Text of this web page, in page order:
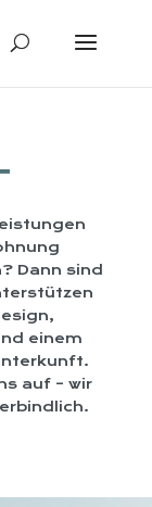
Dann sind
einem
auf – wir